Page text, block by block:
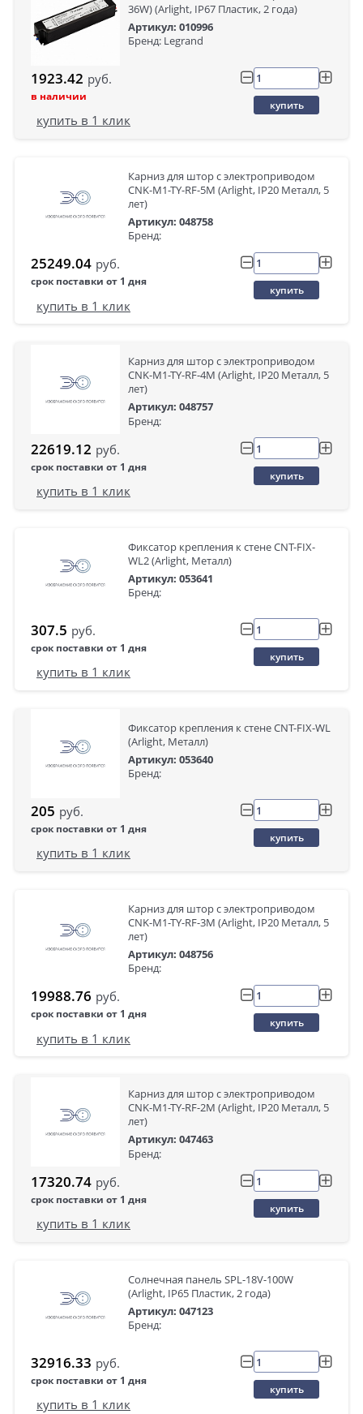
36W) (Arlight, IP67 Пластик, 2 года)
Артикул: 010996
Бренд: Legrand
1923.42 руб.
в наличии
купить
купить в 1 клик
Карниз для штор с электроприводом
CNK-M1-TY-RF-5M (Arlight, IP20 Металл, 5
лет)
Артикул: 048758
Бренд:
25249.04 руб.
срок поставки от 1 дня
купить
купить в 1 клик
Карниз для штор с электроприводом
CNK-M1-TY-RF-4M (Arlight, IP20 Металл, 5
лет)
Артикул: 048757
Бренд:
22619.12 руб.
срок поставки от 1 дня
купить
купить в 1 клик
Фиксатор крепления к стене CNT-FIX-
WL2 (Arlight, Металл)
Артикул: 053641
Бренд:
307.5 руб.
срок поставки от 1 дня
купить
купить в 1 клик
Фиксатор крепления к стене CNT-FIX-WL
(Arlight, Металл)
Артикул: 053640
Бренд:
205 руб.
срок поставки от 1 дня
купить
купить в 1 клик
Карниз для штор с электроприводом
CNK-M1-TY-RF-3M (Arlight, IP20 Металл, 5
лет)
Артикул: 048756
Бренд:
19988.76 руб.
срок поставки от 1 дня
купить
купить в 1 клик
Карниз для штор с электроприводом
CNK-M1-TY-RF-2M (Arlight, IP20 Металл, 5
лет)
Артикул: 047463
Бренд:
17320.74 руб.
срок поставки от 1 дня
купить
купить в 1 клик
Солнечная панель SPL-18V-100W
(Arlight, IP65 Пластик, 2 года)
Артикул: 047123
Бренд:
32916.33 руб.
срок поставки от 1 дня
купить
купить в 1 клик